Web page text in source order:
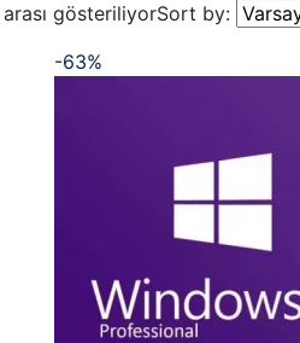
gösteriliyorSort by:
-63%